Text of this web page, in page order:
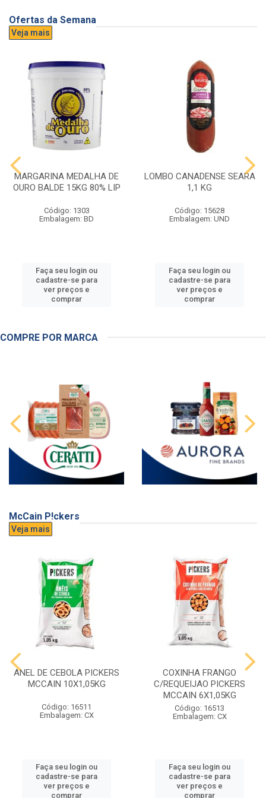
Ofertas da Semana
Veja mais
MARGARINA MEDALHA DE
OURO BALDE 15KG 80% LIP
Código: 1303
Embalagem: BD
Faça seu login ou
cadastre-se para
ver preços e
comprar
LOMBO CANADENSE SEARA
1,1 KG
Código: 15628
Embalagem: UND
Faça seu login ou
cadastre-se para
ver preços e
comprar
COMPRE POR MARCA
McCain P!ckers
Veja mais
ANEL DE CEBOLA PICKERS
MCCAIN 10X1,05KG
Código: 16511
Embalagem: CX
Faça seu login ou
cadastre-se para
ver preços e
comprar
COXINHA FRANGO
C/REQUEIJAO PICKERS
MCCAIN 6X1,05KG
Código: 16513
Embalagem: CX
Faça seu login ou
cadastre-se para
ver preços e
comprar